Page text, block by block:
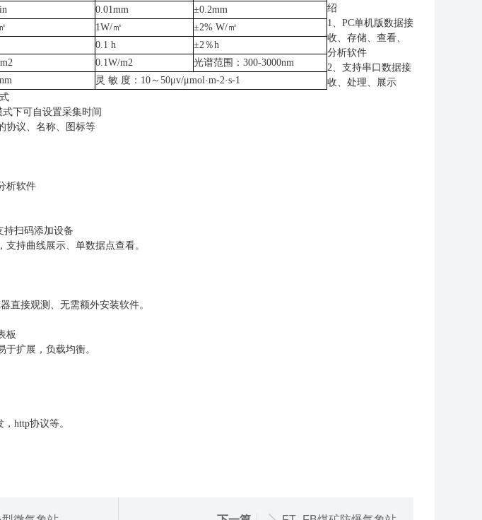
0.01mm
±0.2mm
1W/㎡
±2% W/㎡
0.1 h
±2％h
0.1W/m2 光谱范围： 300-3000nm
灵 敏 度：10～50μv/μmol·m-2·s-1
绍
1、 PC单机版数据接
收、存储、查看、
分析软件
2、支持串口数据接
收、处理、展示
式下可自设置采集时间
协议、名称、图标等
析软件
持扫码添加设备
持曲线展示、单数据点查看。
直接观测、无需额外安装软件。
板
扩展，负载均衡。
http协议等。